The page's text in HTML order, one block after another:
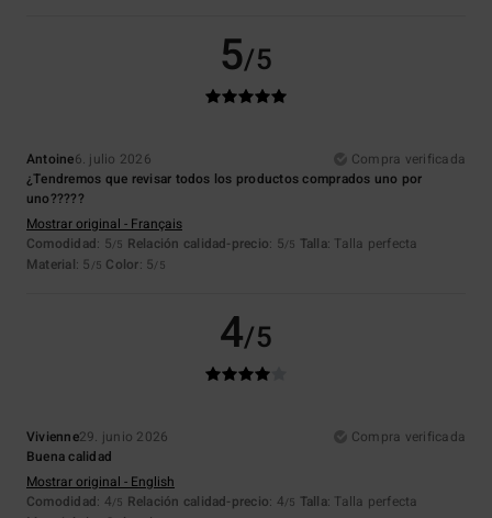
5/5
Antoine6. julio 2026
Compra verificada
¿Tendremos que revisar todos los productos comprados uno por
uno?????
Mostrar original - Français
Comodidad: 5/5 Relación calidad-precio: 5/5 Talla: Talla perfecta
Material: 5 /5 Color: 5/5
4/5
Vivienne29. junio 2026
Compra verificada
Buena calidad
Mostrar original - English
Comodidad: 4/5 Relación calidad-precio: 4/5 Talla: Talla perfecta